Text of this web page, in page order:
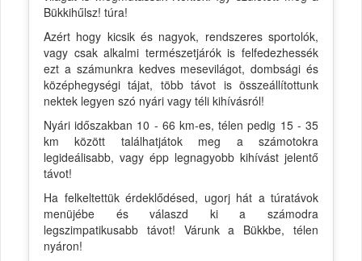
Bükkihűlsz! túra!
Azért hogy kicsik és nagyok, rendszeres sportolók,
vagy csak alkalmi természetjárók is felfedezhessék
ezt a számunkra kedves mesevilágot, dombsági és
középhegységi tájat, több távot is összeállítottunk
nektek legyen szó nyári vagy téli kihívásról!
Nyári időszakban 10 - 66 km-es, télen pedig 15 - 35
km között találhatjátok meg a számotokra
legideálisabb, vagy épp legnagyobb kihívást jelentő
távot!
Ha felkeltettük érdeklődésed, ugorj hát a túratávok
menüjébe és válaszd ki a számodra
legszimpatikusabb távot! Várunk a Bükkbe, télen
nyáron!